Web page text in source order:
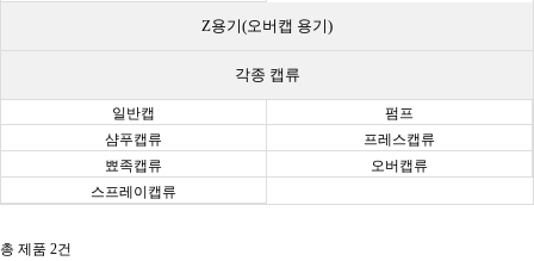
Z용기(오버캡 용기)
각종 캡류
일반캡
펌프
샴푸캡류
프레스캡류
뾰족캡류
오버캡류
스프레이캡류
총 제품 2건